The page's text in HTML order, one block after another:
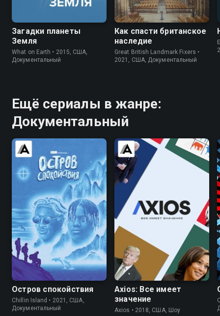
5.8
Загадки планеты
Земля
What on Earth • 2015, США,
Документальный
7.4
Как спасти британское
наследие
Great British Landmark Fixers •
2021, США, Документальный
Ещё сериалы в жанре:
Документальный
5.7
Остров спокойствия
Chillin Island • 2021, США,
Документальный
6.6
Axios: Все имеет
значение
Axios • 2018, США, Шоу